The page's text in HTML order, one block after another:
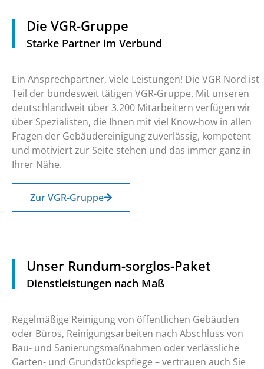
Die VGR-Gruppe
Starke Partner im Verbund
Ein Ansprechpartner, viele Leistungen! Die VGR Nord ist
Teil der bundesweit tätigen VGR-Gruppe. Mit unseren
deutschlandweit über 3.200 Mitarbeitern verfügen wir
über Spezialisten, die Ihnen mit viel Know-how in allen
Fragen der Gebäudereinigung zuverlässig, kompetent
und motiviert zur Seite stehen und das immer ganz in
Ihrer Nähe.
Zur VGR-Gruppe
Unser Rundum-sorglos-Paket
Dienstleistungen nach Maß
Regelmäßige Reinigung von öffentlichen Gebäuden
oder Büros, Reinigungsarbeiten nach Abschluss von
Bau- und Sanierungsmaßnahmen oder verlässliche
Garten- und Grundstückspflege – vertrauen auch Sie